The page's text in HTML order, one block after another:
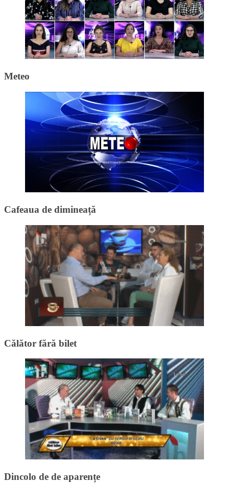
Meteo
Cafeaua de dimineață
Călător fără bilet
Dincolo de de aparențe